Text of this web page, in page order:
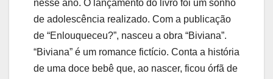
nesse ano. O lançamento do livro foi um sonho
de adolescência realizado. Com a publicação
de “Enlouqueceu?”, nasceu a obra “Biviana”.
“Biviana” é um romance fictício. Conta a história
de uma doce bebê que, ao nascer, ficou órfã de